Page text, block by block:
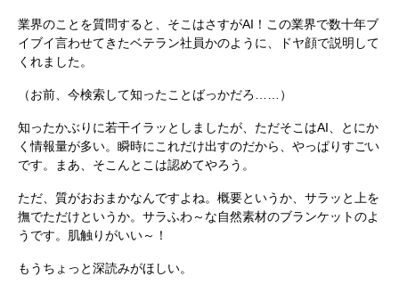
業界のことを質問すると、そこはさすがAI！この業界で数十年ブ
イブイ言わせてきたベテラン社員かのように、ドヤ顔で説明して
くれました。
（お前、今検索して知ったことばっかだろ……）
知ったかぶりに若干イラッとしましたが、ただそこはAI、とにか
く情報量が多い。瞬時にこれだけ出すのだから、やっぱりすごい
です。まあ、そこんとこは認めてやろう。
ただ、質がおおまかなんですよね。概要というか、サラッと上を
撫でただけというか。サラふわ～な自然素材のブランケットのよ
うです。肌触りがいい～！
もうちょっと深読みがほしい。